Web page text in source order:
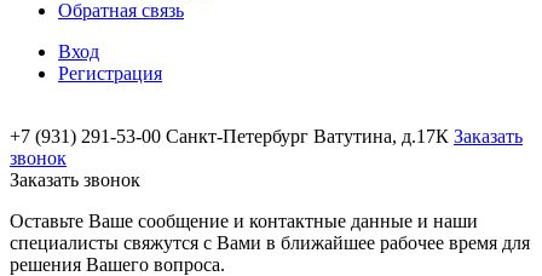
Обратная связь
Вход
Регистрация
+7 (931) 291-53-00 Санкт-Петербург Ватутина, д.17К Заказать
звонок
Заказать звонок
Оставьте Ваше сообщение и контактные данные и наши
специалисты свяжутся с Вами в ближайшее рабочее время для
решения Вашего вопроса.